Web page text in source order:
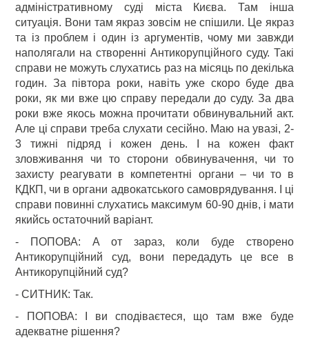
адміністративному суді міста Києва. Там інша
ситуація. Вони там якраз зовсім не спішили. Це якраз
та із проблем і один із аргументів, чому ми завжди
наполягали на створенні Антикорупційного суду. Такі
справи не можуть слухатись раз на місяць по декілька
годин. За півтора роки, навіть уже скоро буде два
роки, як ми вже цю справу передали до суду. За два
роки вже якось можна прочитати обвинувальний акт.
Але ці справи треба слухати сесійно. Маю на увазі, 2-
3 тижні підряд і кожен день. І на кожен факт
зловживання чи то сторони обвинувачення, чи то
захисту реагувати в компетентні органи – чи то в
КДКП, чи в органи адвокатського самоврядування. І ці
справи повинні слухатись максимум 60-90 днів, і мати
якийсь остаточний варіант.
- ПОПОВА: А от зараз, коли буде створено
Антикорупційний суд, вони передадуть це все в
Антикорупційний суд?
- СИТНИК: Так.
- ПОПОВА: І ви сподіваєтеся, що там вже буде
адекватне рішення?